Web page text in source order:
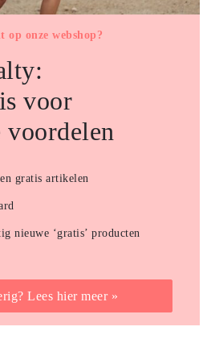
op onze webshop?
voor
voordelen
gratis artikelen
nieuwe ‘gratis’ producten
Lees hier meer »